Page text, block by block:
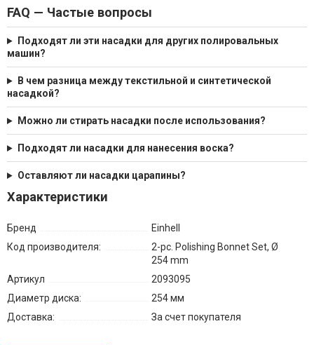
FAQ — Частые вопросы
Подходят ли эти насадки для других полировальных
машин?
В чем разница между текстильной и синтетической
насадкой?
Можно ли стирать насадки после использования?
Подходят ли насадки для нанесения воска?
Оставляют ли насадки царапины?
Характеристики
Бренд
Einhell
Код производителя:
2-pc. Polishing Bonnet Set, Ø
254 mm
Артикул
2093095
Диаметр диска:
254 мм
Доставка:
За счет покупателя